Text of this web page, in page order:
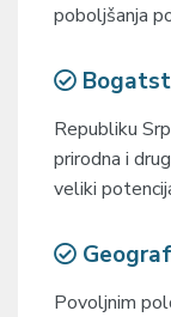
poboljšanja
Republiku
prirodna i
veliki
Povoljnim